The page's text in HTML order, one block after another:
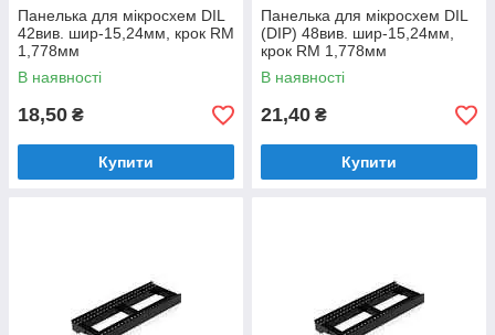
Панелька для мікросхем DIL
42вив. шир-15,24мм, крок RM
1,778мм
В наявності
18,50 ₴
Купити
Панелька для мікросхем DIL
(DIP) 48вив. шир-15,24мм,
крок RM 1,778мм
В наявності
21,40 ₴
Купити